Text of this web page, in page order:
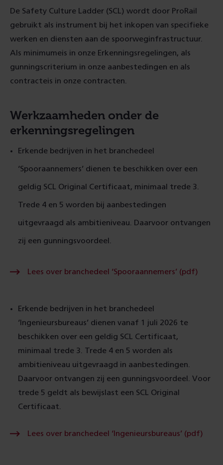
De Safety Culture Ladder (SCL) wordt door ProRail
gebruikt als instrument bij het inkopen van specifieke
werken en diensten aan de spoorweginfrastructuur.
Als minimumeis in onze Erkenningsregelingen, als
gunningscriterium in onze aanbestedingen en als
contracteis in onze contracten.
Werkzaamheden onder de
erkenningsregelingen
Erkende bedrijven in het branchedeel
‘Spooraannemers’ dienen te beschikken over een
geldig SCL Original Certificaat, minimaal trede 3.
Trede 4 en 5 worden bij aanbestedingen
uitgevraagd als ambitieniveau. Daarvoor ontvangen
zij een gunningsvoordeel.
Lees over branchedeel ‘Spooraannemers’ (pdf)
Erkende bedrijven in het branchedeel
‘Ingenieursbureaus’ dienen vanaf 1 juli 2026 te
beschikken over een geldig SCL Certificaat,
minimaal trede 3. Trede 4 en 5 worden als
ambitieniveau uitgevraagd in aanbestedingen.
Daarvoor ontvangen zij een gunningsvoordeel. Voor
trede 5 geldt als bewijslast een SCL Original
Certificaat.
Lees over branchedeel ‘Ingenieursbureaus’ (pdf)